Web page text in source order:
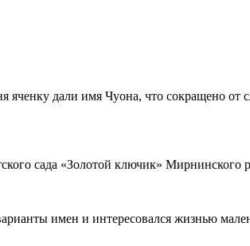
дали имя Чуона, что сокращено
сада «Золотой ключик» Мирнинского
имен и интересовался жизнью